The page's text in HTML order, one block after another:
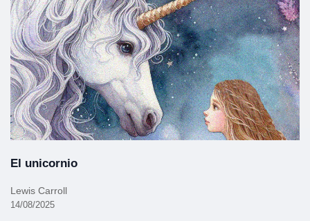
El unicornio
Lewis Carroll
14/08/2025